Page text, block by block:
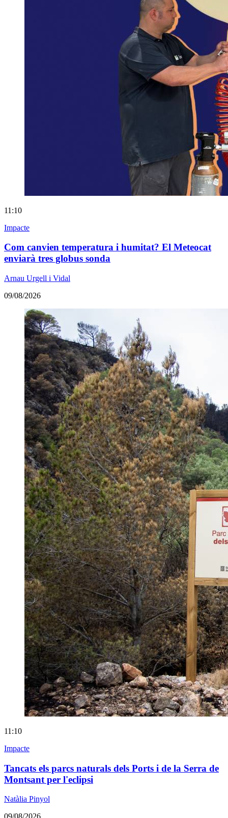
11:10
Impacte
Com canvien temperatura i humitat? El Meteocat
enviarà tres globus sonda
Arnau Urgell i Vidal
09/08/2026
11:10
Impacte
Tancats els parcs naturals dels Ports i de la Serra de
Montsant per l'eclipsi
Natàlia Pinyol